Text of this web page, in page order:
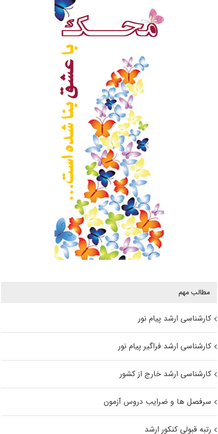
مطالب مهم
کارشناسی ارشد پیام نور
کارشناسی ارشد فراگیر پیام نور
کارشناسی ارشد خارج از کشور
سرفصل ها و ضرایب دروس آزمون
رتبه قبولی کنکور ارشد